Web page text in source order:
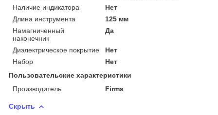
Наличие индикатора
Нет
Длина инструмента
125 мм
Намагниченный
наконечник
Да
Диэлектрическое покрытие
Нет
Набор
Нет
Пользовательские характеристики
Производитель
Firms
Скрыть